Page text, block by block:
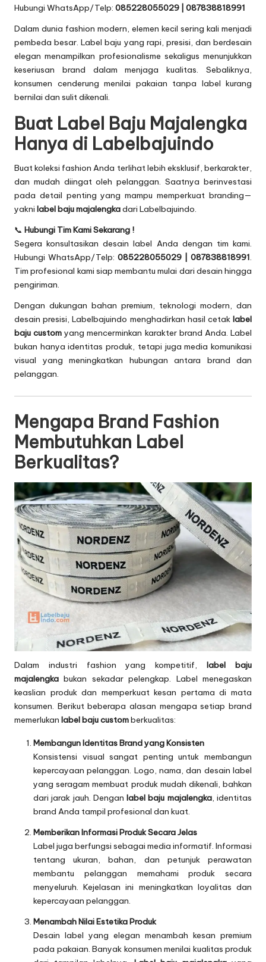
Hubungi WhatsApp/Telp: 085228055029 | 087838818991
Dalam dunia fashion modern, elemen kecil sering kali menjadi
pembeda besar. Label baju yang rapi, presisi, dan berdesain
elegan menampilkan profesionalisme sekaligus menunjukkan
keseriusan brand dalam menjaga kualitas. Sebaliknya,
konsumen cenderung menilai pakaian tanpa label kurang
bernilai dan sulit dikenali.
Buat Label Baju Majalengka
Hanya di Labelbajuindo
Buat koleksi fashion Anda terlihat lebih eksklusif, berkarakter,
dan mudah diingat oleh pelanggan. Saatnya berinvestasi
pada detail penting yang mampu memperkuat branding—
yakni label baju majalengkadari Labelbajuindo.
📞 Hubungi Tim Kami Sekarang !
Segera konsultasikan desain label Anda dengan tim kami.
Hubungi WhatsApp/Telp: 085228055029 | 087838818991.
Tim profesional kami siap membantu mulai dari desain hingga
pengiriman.
Dengan dukungan bahan premium, teknologi modern, dan
desain presisi, Labelbajuindo menghadirkan hasil cetak label
baju custom yang mencerminkan karakter brand Anda. Label
bukan hanya identitas produk, tetapi juga media komunikasi
visual yang meningkatkan hubungan antara brand dan
pelanggan.
Mengapa Brand Fashion
Membutuhkan Label
Berkualitas?
Dalam industri fashion yang kompetitif,label baju
majalengka bukan sekadar pelengkap. Label menegaskan
keaslian produk dan memperkuat kesan pertama di mata
konsumen. Berikut beberapa alasan mengapa setiap brand
memerlukan label baju customberkualitas:
Membangun Identitas Brand yang Konsisten
Konsistensi visual sangat penting untuk membangun
kepercayaan pelanggan. Logo, nama, dan desain label
yang seragam membuat produk mudah dikenali, bahkan
dari jarak jauh. Denganlabel baju majalengka, identitas
brand Anda tampil profesional dan kuat.
Memberikan Informasi Produk Secara Jelas
Label juga berfungsi sebagai media informatif. Informasi
tentang ukuran, bahan, dan petunjuk perawatan
membantu pelanggan memahami produk secara
menyeluruh. Kejelasan ini meningkatkan loyalitas dan
kepercayaan pelanggan.
Menambah Nilai Estetika Produk
Desain label yang elegan menambah kesan premium
pada pakaian. Banyak konsumen menilai kualitas produk